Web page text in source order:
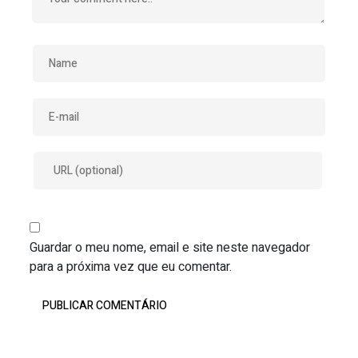
Guardar o meu nome, email e site neste navegador
para a próxima vez que eu comentar.